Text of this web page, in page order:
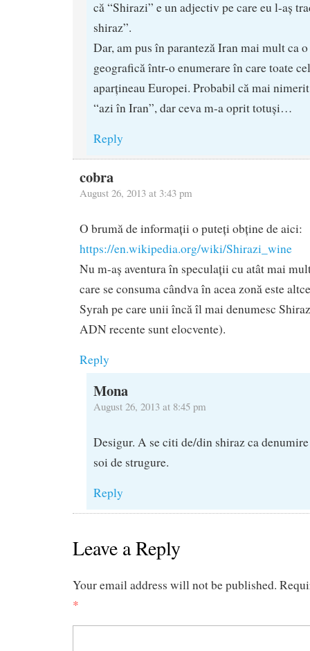
că “Shirazi” e un adjectiv pe care eu l-aș
shiraz”.
Dar, am pus în paranteză Iran mai mult ca
geografică într-o enumerare în care toate
aparțineau Europei. Probabil că mai
“azi în Iran”, dar ceva m-a oprit totuși…
Reply
cobra
August 26, 2013 at 3:43 pm
O brumă de informații o puteți obține de aici:
https://en.wikipedia.org/wiki/Shirazi_wine
Nu m-aș aventura în speculații cu atât mai
care se consuma cândva în acea zonă este
Syrah pe care unii încă îl mai denumesc
ADN recente sunt elocvente).
Reply
Mona
August 26, 2013 at 8:45 pm
Desigur. A se citi de/din shiraz ca
soi de strugure.
Reply
Leave a Reply
Your email address will not be published.
*